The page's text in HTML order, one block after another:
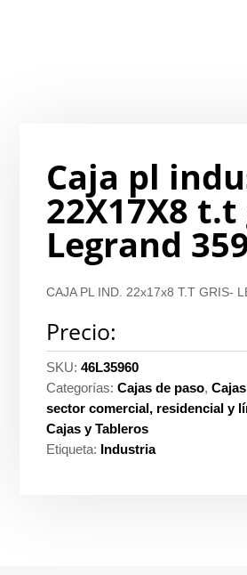
Caja pl
22X17X8
Legrand
CAJA PL IND. 22x17x8 T.T GRIS-
Precio:
SKU:46L35960
Categorías:Cajas de paso,
sector comercial, residencial y
Cajas y Tableros
Etiqueta: Industria